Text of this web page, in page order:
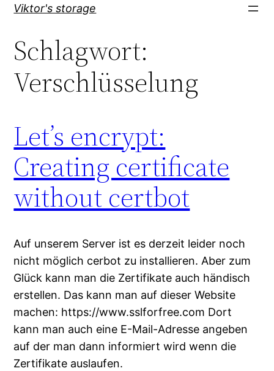
Direkt
Inhalt
wechseln
Viktor's storage
Schlagwort:
Verschlüsselung
Let’s encrypt:
Creating certificate
without certbot
Auf unserem Server ist es derzeit leider noch
nicht möglich cerbot zu installieren. Aber zum
Glück kann man die Zertifikate auch händisch
erstellen. Das kann man auf dieser Website
machen: https://www.sslforfree.com Dort
kann man auch eine E-Mail-Adresse angeben
auf der man dann informiert wird wenn die
Zertifikate auslaufen.